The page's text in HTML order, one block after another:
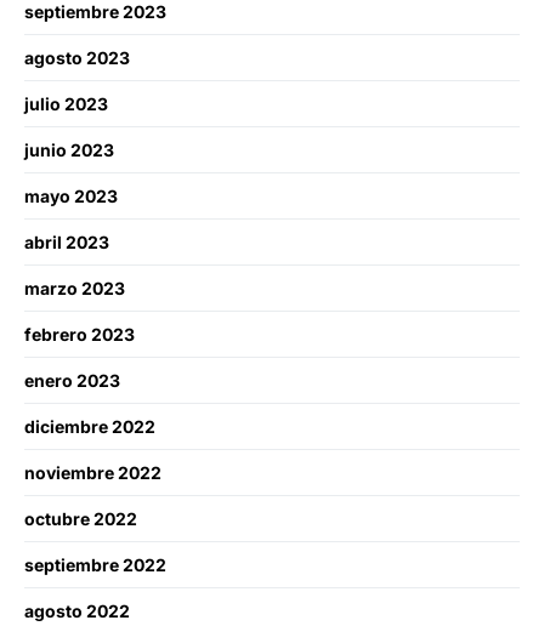
septiembre 2023
agosto 2023
julio 2023
junio 2023
mayo 2023
abril 2023
marzo 2023
febrero 2023
enero 2023
diciembre 2022
noviembre 2022
octubre 2022
septiembre 2022
agosto 2022